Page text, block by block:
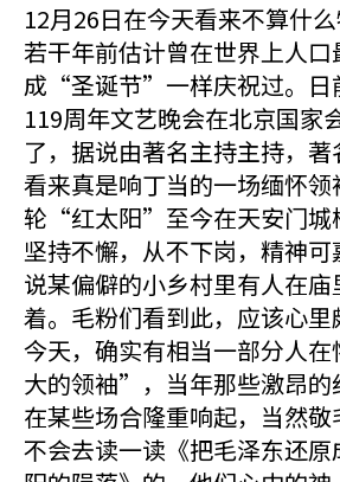
12月26日在今天看来不算什
若干年前估计曾在世界上人口
成“圣诞节”一样庆祝过。日
119周年文艺晚会在北京国家
了，据说由著名主持主持，著
看来真是响丁当的一场缅怀
轮“红太阳”至今在天安门城
坚持不懈，从不下岗，精神
说某偏僻的小乡村里有人在
着。毛粉们看到此，应该心里
今天，确实有相当一部分人
大的领袖”，当年那些激昂的
在某些场合隆重响起，当然
不会去读一读《把毛泽东还